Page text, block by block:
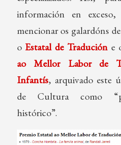
información en
mencionar os galardóns
o Estatal de Tradución e
ao Mellor Labor de
Infantís, arquivado este
de Cultura como
histórico”.